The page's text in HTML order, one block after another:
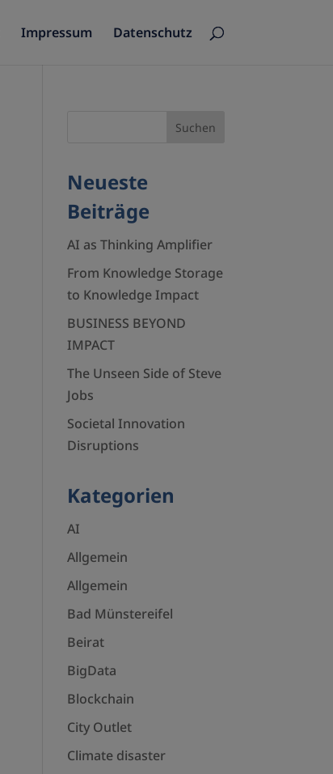
Impressum Datenschutz
Neueste
Beiträge
AI as Thinking Amplifier
From Knowledge Storage
to Knowledge Impact
BUSINESS BEYOND
IMPACT
The Unseen Side of Steve
Jobs
Societal Innovation
Disruptions
Kategorien
AI
Allgemein
Allgemein
Bad Münstereifel
Beirat
BigData
Blockchain
City Outlet
Climate disaster